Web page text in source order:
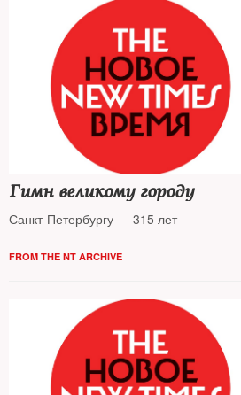
Гимн великому городу
Санкт-Петербургу — 315 лет
FROM THE NT ARCHIVE